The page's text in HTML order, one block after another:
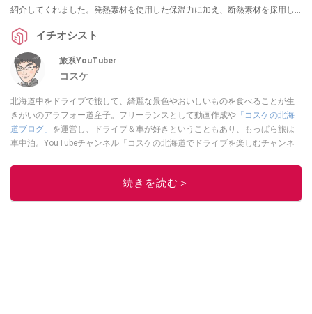
紹介してくれました。発熱素材を使用した保温力に加え、断熱素材を採用し
イチオシスト
旅系YouTuber
コスケ
北海道中をドライブで旅して、綺麗な景色やおいしいものを食べることが生
きがいのアラフォー道産子。フリーランスとして動画作成や 「コスケの北海
道ブログ」 を運営し、ドライブ＆車が好きということもあり、もっぱら旅は
車中泊。YouTubeチャンネル「コスケの北海道でドライブを楽しむチャンネ
も配信中。
続きを読む＞